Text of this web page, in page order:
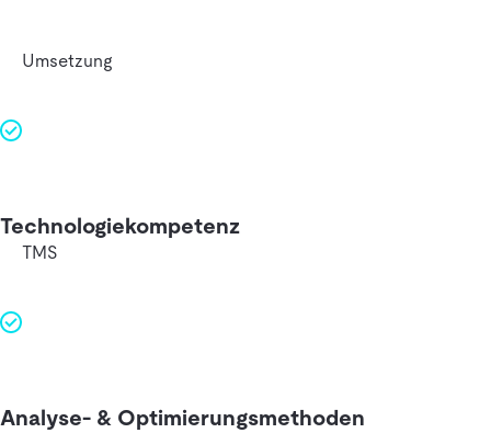
Umsetzung
Technologie­kompetenz
TMS
Analyse‑ & Optimierungs­methoden